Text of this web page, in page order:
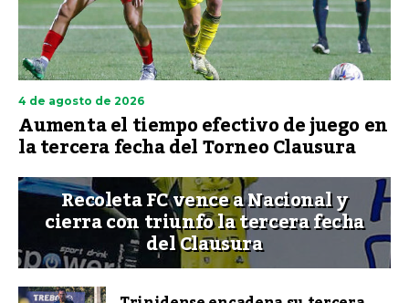
4 de agosto de 2026
Aumenta el tiempo efectivo de juego en
la tercera fecha del Torneo Clausura
Recoleta FC vence a Nacional y
cierra con triunfo la tercera fecha
del Clausura